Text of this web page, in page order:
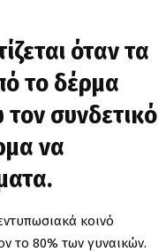
όταν τα
το δέρμα
συνδετικό
να
κοινό
το 80% των γυναικών.